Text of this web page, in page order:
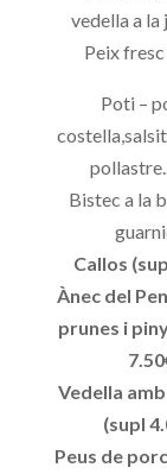
vedella a la
Peix
Poti –
Bistec a la
Callos
Ànec del
prunes i
Vedella
(supl
Peus de